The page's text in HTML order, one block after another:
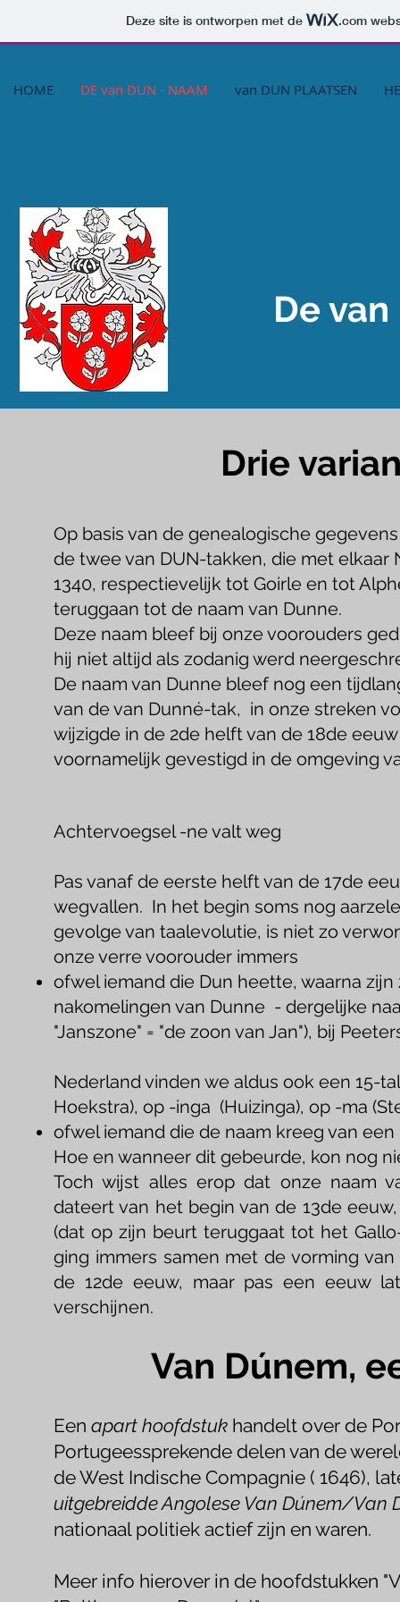
Deze site is ontworpen met de .com
HOME DE van DUN - NAAM van DUN PLAATSEN
De
Drie
Op basis van de genealogische
de twee van DUN-takken, die met elkaar
1340, respectievelijk tot Goirle en tot
teruggaan tot de naam van Dunne.
Deze naam bleef bij onze voorouders
hij niet altijd als zodanig werd
De naam van Dunne bleef nog een
van de van Dunné-tak, in onze streken
wijzigde in de 2de helft van de 18de
voornamelijk gevestigd in de omgeving
Achtervoegsel -ne valt weg
Pas vanaf de eerste helft van de 17de
wegvallen. In het begin soms nog
gevolge van taalevolutie, is niet zo
onze verre voorouder immers
ofwel iemand die Dun heette, waarna
nakomelingen van Dunne - dergelijke
"Janszone" = "de zoon van
Nederland vinden we aldus ook een 15-
Hoekstra), op -inga (Huizinga), op -ma
ofwel iemand die de naam kreeg van
Hoe en wanneer dit gebeurde, kon nog
Toch wijst alles erop dat onze naam
dateert van het begin van de 13de
(dat op zijn beurt teruggaat tot het
ging immers samen met de vorming
de 12de eeuw, maar pas een eeuw
verschijnen.
Van Dúnem,
Een apart hoofdstuk handelt over de
Portugeessprekende delen van de
de West Indische Compagnie ( 1646),
uitgebreidde Angolese Van Dúnem/Van
nationaal politiek actief zijn en waren.
Meer info hierover in de hoofdstukken